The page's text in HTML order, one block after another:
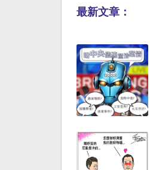
最新文章：